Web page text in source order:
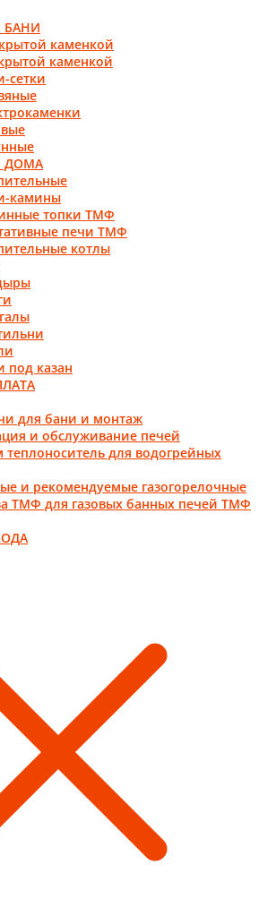
БАНИ
каменкой
каменкой
сетки
ДОМА
камины
топки ТМФ
печи ТМФ
котлы
под казан
для бани и монтаж
и обслуживание печей
для водогрейных
и рекомендуемые газогорелочные
ТМФ для газовых банных печей ТМФ